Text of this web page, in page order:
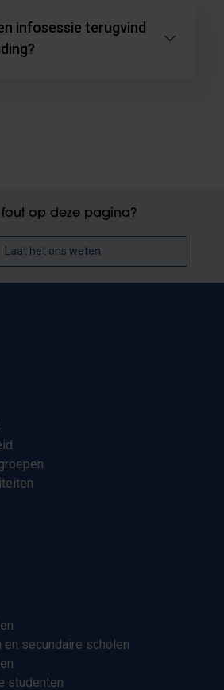
infosessie terugvind
fout op deze pagina?
Laat het ons weten
en secundaire scholen
studenten